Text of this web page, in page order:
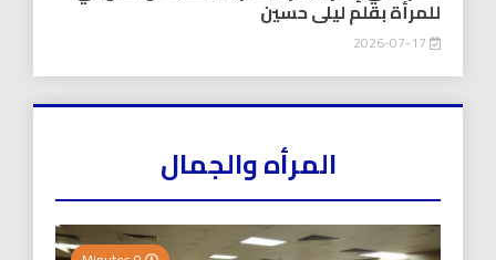
للمرأة بقلم ليلى حسين
المرأه والجمال